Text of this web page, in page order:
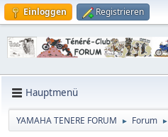
Einloggen Registrieren
Hauptmenü
YAMAHA TENERE FORUM ► Forum ►